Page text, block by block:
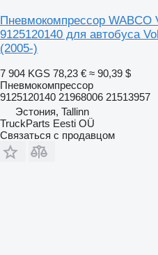
Пневмокомпрессор WABCO
9125120140 для автобуса
(2005-)
7 904 KGS 78,23 € ≈ 90,39 $
Пневмокомпрессор
9125120140 21968006 21513957
Эстония, Tallinn
TruckParts Eesti OÜ
Связаться с продавцом